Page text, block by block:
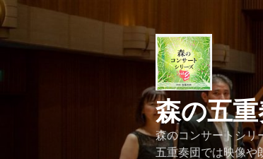
コ
ン
テ
森の五
森のコンサートシリ
五重奏団では映像や